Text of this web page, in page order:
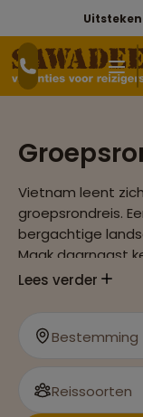
Vietnam leent
groepsrondreis.
bergachtige
Maak daarnaast
keuken.
Lees verder
Bestemming
Reissoorten